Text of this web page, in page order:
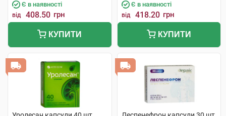
Є в наявності
від 408.50 грн
КУПИТИ
Є в наявності
від 418.20 грн
КУПИТИ